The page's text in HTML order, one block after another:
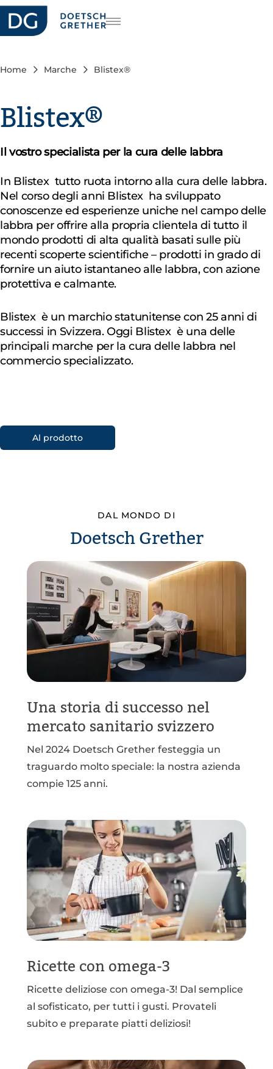
FR
Home Marche Blistex®
Blistex®
Il vostro specialista per la cura delle labbra
In Blistex tutto ruota intorno alla cura delle labbra.
Nel corso degli anni Blistex ha sviluppato
conoscenze ed esperienze uniche nel campo delle
labbra per offrire alla propria clientela di tutto il
mondo prodotti di alta qualità basati sulle più
recenti scoperte scientifiche – prodotti in grado di
fornire un aiuto istantaneo alle labbra, con azione
protettiva e calmante.
Blistex è un marchio statunitense con 25 anni di
successi in Svizzera. Oggi Blistex è una delle
principali marche per la cura delle labbra nel
commercio specializzato.
Al prodotto
DAL MONDO DI
Doetsch Grether
Una storia di successo nel
mercato sanitario svizzero
Nel 2024 Doetsch Grether festeggia un
traguardo molto speciale: la nostra azienda
compie 125 anni.
Ricette con omega-3
Ricette deliziose con omega-3! Dal semplice
al sofisticato, per tutti i gusti. Provateli
subito e preparate piatti deliziosi!